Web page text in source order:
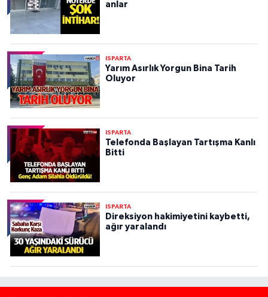
anlar
ISPARTA
Yarım Asırlık Yorgun Bina Tarih
Oluyor
ISPARTA
Telefonda Başlayan Tartışma Kanlı
Bitti
ISPARTA
Direksiyon hakimiyetini kaybetti,
ağır yaralandı